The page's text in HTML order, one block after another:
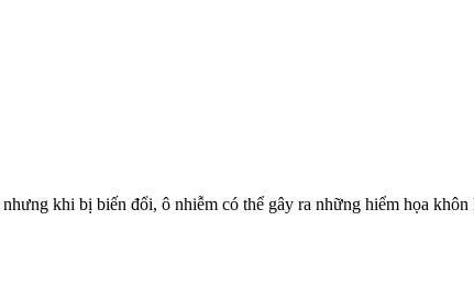
khi bị biến đổi, ô nhiễm có thể gây ra những hiểm họa